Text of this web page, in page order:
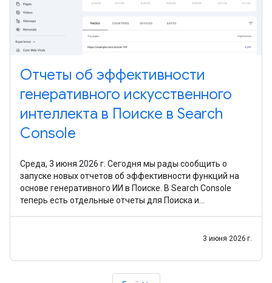
Отчеты об эффективности
генеративного искусственного
интеллекта в Поиске в Search
Console
Среда, 3 июня 2026 г. Сегодня мы рады сообщить о
запуске новых отчетов об эффективности функций на
основе генеративного ИИ в Поиске. В Search Console
теперь есть отдельные отчеты для Поиска и
3 июня 2026 г.